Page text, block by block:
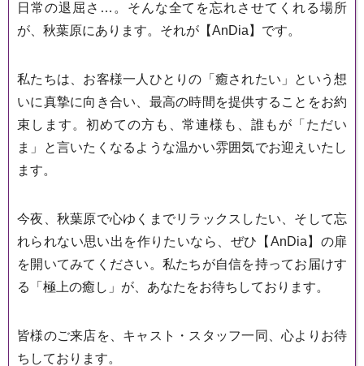
日常の退屈さ…。そんな全てを忘れさせてくれる場所
が、秋葉原にあります。それが【AnDia】です。
私たちは、お客様一人ひとりの「癒されたい」という想
いに真摯に向き合い、最高の時間を提供することをお約
束します。初めての方も、常連様も、誰もが「ただい
ま」と言いたくなるような温かい雰囲気でお迎えいたし
ます。
今夜、秋葉原で心ゆくまでリラックスしたい、そして忘
れられない思い出を作りたいなら、ぜひ【AnDia】の扉
を開いてみてください。私たちが自信を持ってお届けす
る「極上の癒し」が、あなたをお待ちしております。
皆様のご来店を、キャスト・スタッフ一同、心よりお待
ちしております。